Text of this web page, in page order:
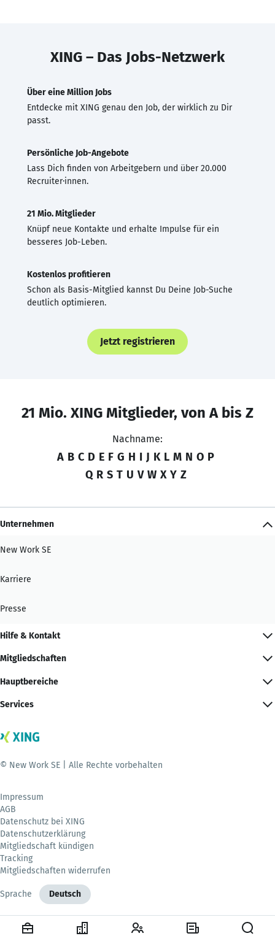
XING – Das Jobs-Netzwerk
Über eine Million Jobs
Entdecke mit XING genau den Job, der wirklich zu Dir
passt.
Persönliche Job-Angebote
Lass Dich finden von Arbeitgebern und über 20.000
Recruiter·innen.
21 Mio. Mitglieder
Knüpf neue Kontakte und erhalte Impulse für ein
besseres Job-Leben.
Kostenlos profitieren
Schon als Basis-Mitglied kannst Du Deine Job-Suche
deutlich optimieren.
Jetzt registrieren
21 Mio. XING Mitglieder, von A bis Z
Nachname:
A B C D E F G H I J K L M N O P
Q R S T U V W X Y Z
Unternehmen
New Work SE
Karriere
Presse
Hilfe & Kontakt
Mitgliedschaften
Hauptbereiche
Services
© New Work SE | Alle Rechte vorbehalten
Impressum
AGB
Datenschutz bei XING
Datenschutzerklärung
Mitgliedschaft kündigen
Tracking
Mitgliedschaften widerrufen
Sprache Deutsch